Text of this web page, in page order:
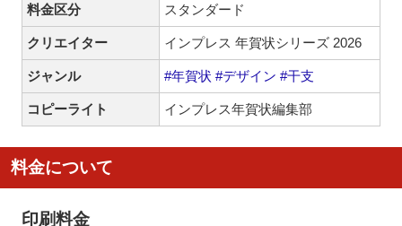
料金区分 スタンダード
クリエイター インプレス 年賀状シリーズ 2026
ジャンル #年賀状 #デザイン #干支
コピーライト インプレス年賀状編集部
料金について
印刷料金